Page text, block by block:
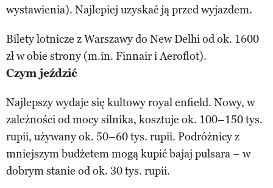
wystawienia). Najlepiej uzyskać ją przed wyjazdem.
Bilety lotnicze z Warszawy do New Delhi od ok. 1600
zł w obie strony (m.in. Finnair i Aeroflot).
Czym jeździć
Najlepszy wydaje się kultowy royal enfield. Nowy, w
zależności od mocy silnika, kosztuje ok. 100–150 tys.
rupii, używany ok. 50–60 tys. rupii. Podróżnicy z
mniejszym budżetem mogą kupić bajaj pulsara – w
dobrym stanie od ok. 30 tys. rupii.